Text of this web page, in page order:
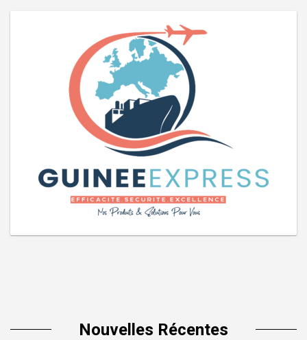
Nouvelles Récentes